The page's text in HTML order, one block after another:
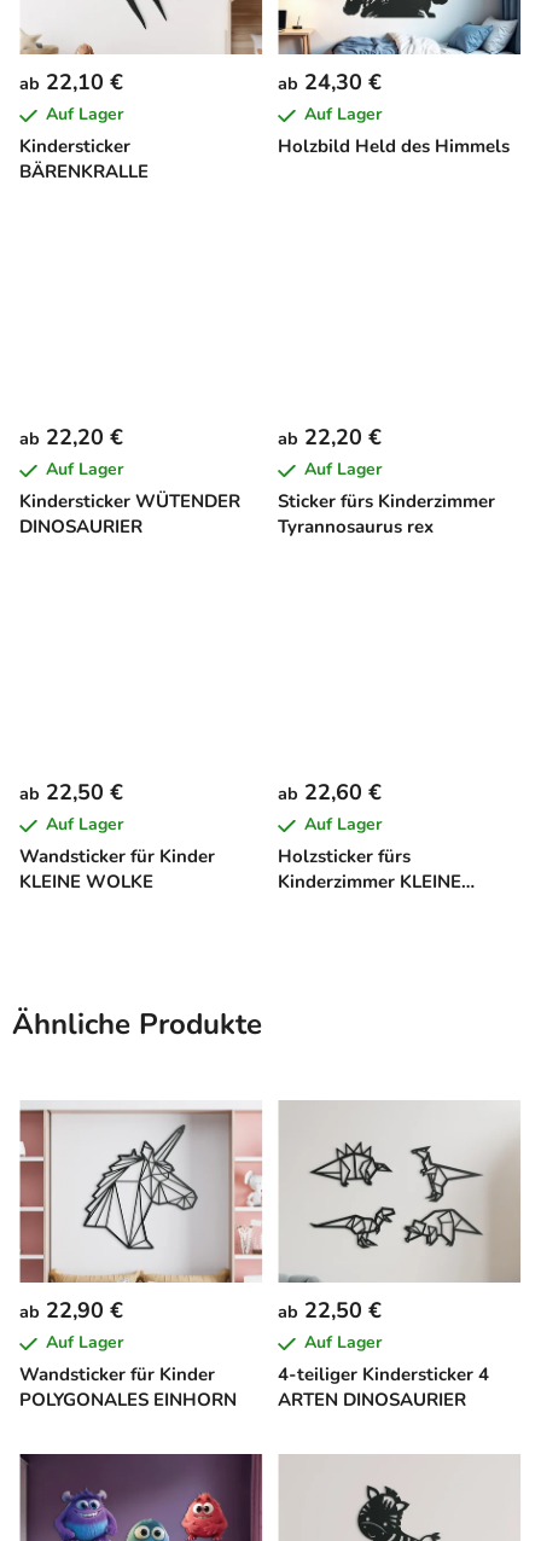
Kindersticker
BÄRENKRALLE
ab 22,10 €
Auf Lager
Holzbild Held des Himmels
ab 24,30 €
Auf Lager
Kindersticker WÜTENDER
DINOSAURIER
ab 22,20 €
Auf Lager
Sticker fürs Kinderzimmer
Tyrannosaurus rex
ab 22,20 €
Auf Lager
Wandsticker für Kinder
KLEINE WOLKE
ab 22,50 €
Auf Lager
Holzsticker fürs
Kinderzimmer KLEINE
ab 22,60 €
Auf Lager
Ähnliche Produkte
Wandsticker für Kinder
POLYGONALES EINHORN
ab 22,90 €
Auf Lager
4-teiliger Kindersticker 4
ARTEN DINOSAURIER
ab 22,50 €
Auf Lager